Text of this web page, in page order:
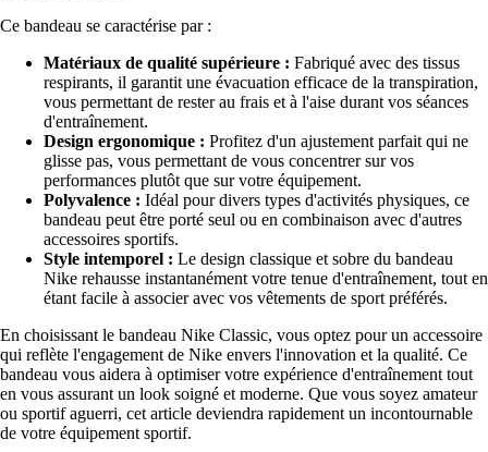
Ce bandeau se caractérise par :
Matériaux de qualité supérieure : Fabriqué avec des tissus
respirants, il garantit une évacuation efficace de la transpiration,
vous permettant de rester au frais et à l'aise durant vos séances
d'entraînement.
Design ergonomique : Profitez d'un ajustement parfait qui ne
glisse pas, vous permettant de vous concentrer sur vos
performances plutôt que sur votre équipement.
Polyvalence : Idéal pour divers types d'activités physiques, ce
bandeau peut être porté seul ou en combinaison avec d'autres
accessoires sportifs.
Style intemporel : Le design classique et sobre du bandeau
Nike rehausse instantanément votre tenue d'entraînement, tout en
étant facile à associer avec vos vêtements de sport préférés.
En choisissant le bandeau Nike Classic, vous optez pour un accessoire
qui reflète l'engagement de Nike envers l'innovation et la qualité. Ce
bandeau vous aidera à optimiser votre expérience d'entraînement tout
en vous assurant un look soigné et moderne. Que vous soyez amateur
ou sportif aguerri, cet article deviendra rapidement un incontournable
de votre équipement sportif.